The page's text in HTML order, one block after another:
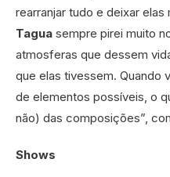
rearranjar tudo e deixar elas
Tagua sempre pirei muito
atmosferas que dessem
que elas tivessem. Quando
de elementos possíveis, o
não) das composições”,
Shows